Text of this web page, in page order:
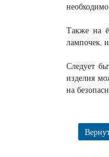
Также на
лампочек,
Следует
изделия
на